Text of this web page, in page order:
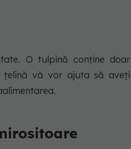
O tulpină conține doar
țelină vă vor ajuta să aveți